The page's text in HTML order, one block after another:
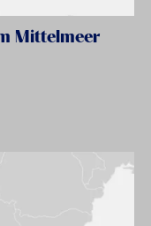
Mittelmeer